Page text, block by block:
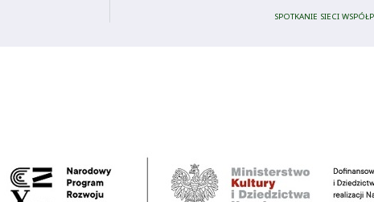
SPOTKANIE SIECI